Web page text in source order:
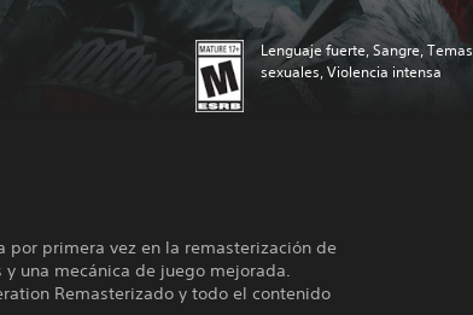
Lenguaje fuerte, Sangre, Temas
sexuales, Violencia intensa
por primera vez en la remasterización de
una mecánica de juego mejorada.
Remasterizado y todo el contenido